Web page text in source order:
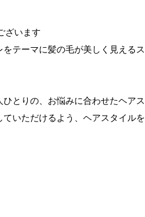
ざいます
テーマに髪の毛が美しく見えるス
とりの、お悩みに合わせたヘアス
いただけるよう、ヘアスタイルを